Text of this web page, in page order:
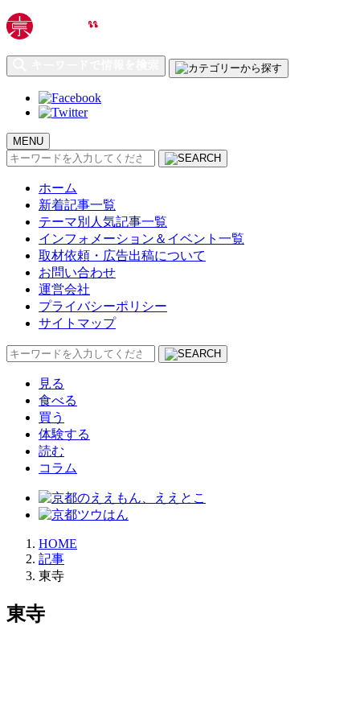
MENU
検
ホーム
新着記事一覧
テーマ別人気記事一覧
インフォメーション＆イベント一覧
取材依頼・広告出稿について
お問い合わせ
運営会社
プライバシーポリシー
サイトマップ
検
見る
食べる
買う
体験する
読む
コラム
HOME
記事
東寺
東寺